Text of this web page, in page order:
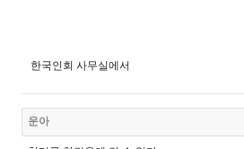
한국인회 사무실에서
운아